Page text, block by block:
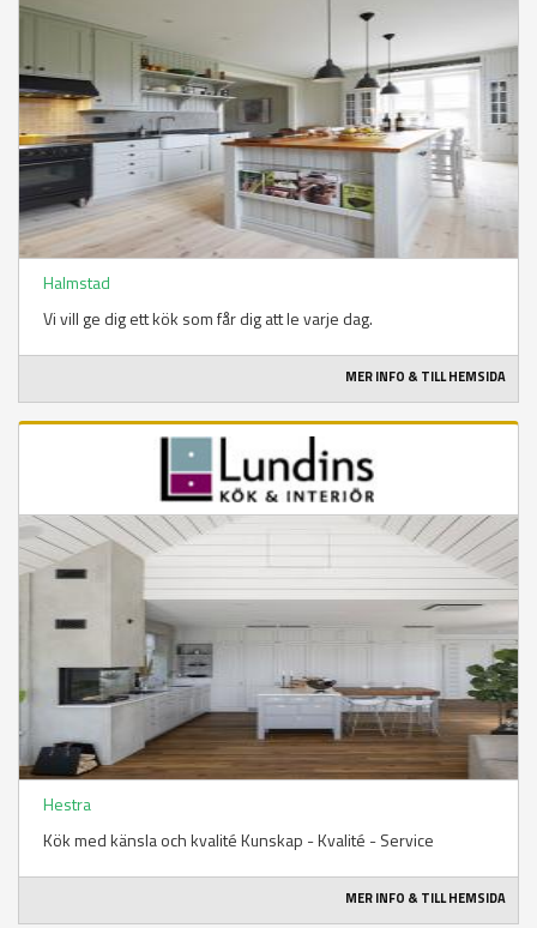
Halmstad
Vi vill ge dig ett kök som får dig att le varje dag.
MER INFO & TILL HEMSIDA
Hestra
Kök med känsla och kvalité Kunskap - Kvalité - Service
MER INFO & TILL HEMSIDA